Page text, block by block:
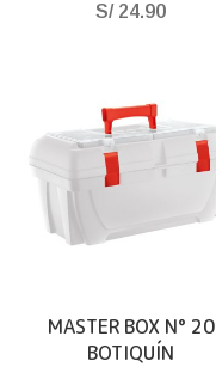
S/24.90
MASTER BOX N° 20
BOTIQUÍN